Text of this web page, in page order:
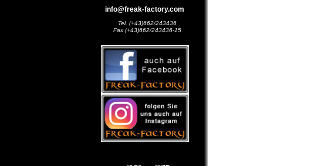
info@freak-factory.com
Tel. (+43)662/243436
Fax (+43)662/243436-15